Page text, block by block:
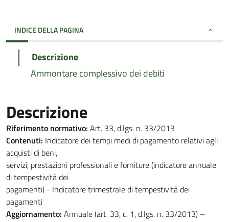
INDICE DELLA PAGINA
Descrizione
Ammontare complessivo dei debiti
Descrizione
Riferimento normativo: Art. 33, d.lgs. n. 33/2013
Contenuti: Indicatore dei tempi medi di pagamento relativi agli
acquisti di beni,
servizi, prestazioni professionali e forniture (indicatore annuale
di tempestività dei
pagamenti) - Indicatore trimestrale di tempestività dei
pagamenti
Aggiornamento: Annuale (art. 33, c. 1, d.lgs. n. 33/2013) –